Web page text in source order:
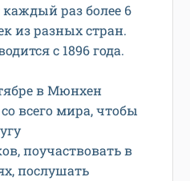
раз более 6
из разных стран.
с 1896 года.
в Мюнхен
всего мира, чтобы
поучаствовать в
послушать